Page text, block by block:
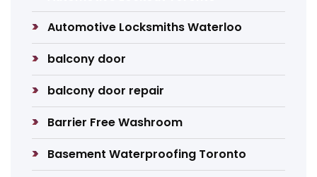
Automotive Locksmiths Waterloo
balcony door
balcony door repair
Barrier Free Washroom
Basement Waterproofing Toronto